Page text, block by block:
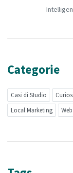
Categorie
Casi di Studio
Local Marketing